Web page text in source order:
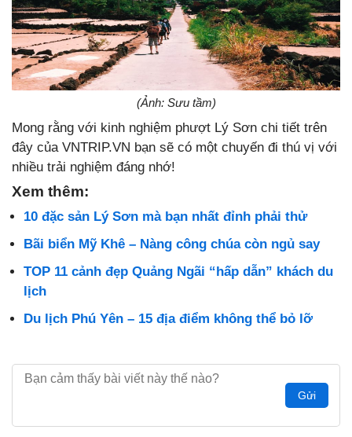
(Ảnh: Sưu tầm)
Mong rằng với kinh nghiệm phượt Lý Sơn chi tiết trên
đây của VNTRIP.VN bạn sẽ có một chuyến đi thú vị với
nhiều trải nghiệm đáng nhớ!
Xem thêm:
10 đặc sản Lý Sơn mà bạn nhất đỉnh phải thử
Bãi biển Mỹ Khê – Nàng công chúa còn ngủ say
TOP 11 cảnh đẹp Quảng Ngãi “hấp dẫn” khách du
lịch
Du lịch Phú Yên – 15 địa điểm không thể bỏ lỡ
Gửi